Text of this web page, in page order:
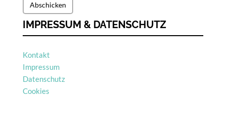
Abschicken
IMPRESSUM & DATENSCHUTZ
Kontakt
Impressum
Datenschutz
Cookies